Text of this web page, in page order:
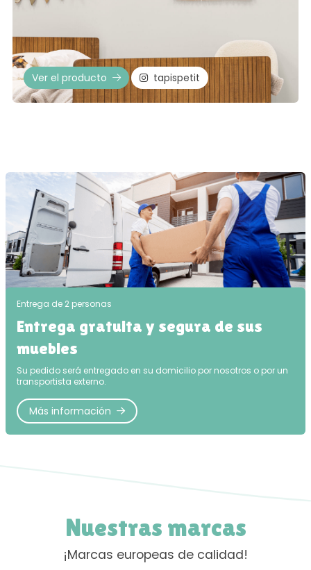
Ver el producto tapispetit
Entrega de 2 personas
Entrega gratuita y segura de sus
muebles
Su pedido será entregado en su domicilio por nosotros o por un
transportista externo.
Más información
Nuestras marcas
¡Marcas europeas de calidad!